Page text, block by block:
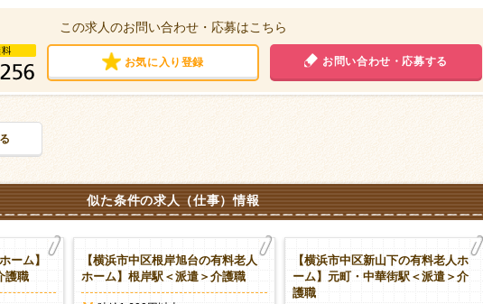
この求人のお問い合わせ・応募はこちら
お気に入り登録 お問い合わせ・応募する
似た条件の求人（仕事）情報
ーム】
護職
【横浜市中区根岸旭台の有料老人
ホーム】根岸駅＜派遣＞介護職
【横浜市中区新山下の有料老人ホ
ーム】元町・中華街駅＜派遣＞介
護職